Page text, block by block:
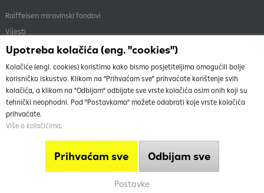
Upotreba kolačića (eng. "cookies")
Kolačiće (engl. cookies) koristimo kako bismo posjetiteljima omogućili bolje
korisničko iskustvo. Klikom na "Prihvaćam sve" prihvaćate korištenje svih
kolačića, a klikom na "Odbijam" odbijate sve vrste kolačića osim onih koji su
tehnički neophodni. Pod "Postavkama" možete odabrati koje vrste kolačića
prihvaćate.
Više o kolačićima.
Prihvaćam sve Odbijam sve
Postavke
Raiffeisen mirovinski fondovi
Vijesti
Menadžment
Dokumenti i objave
O nama
Uvjeti korištenja stranice